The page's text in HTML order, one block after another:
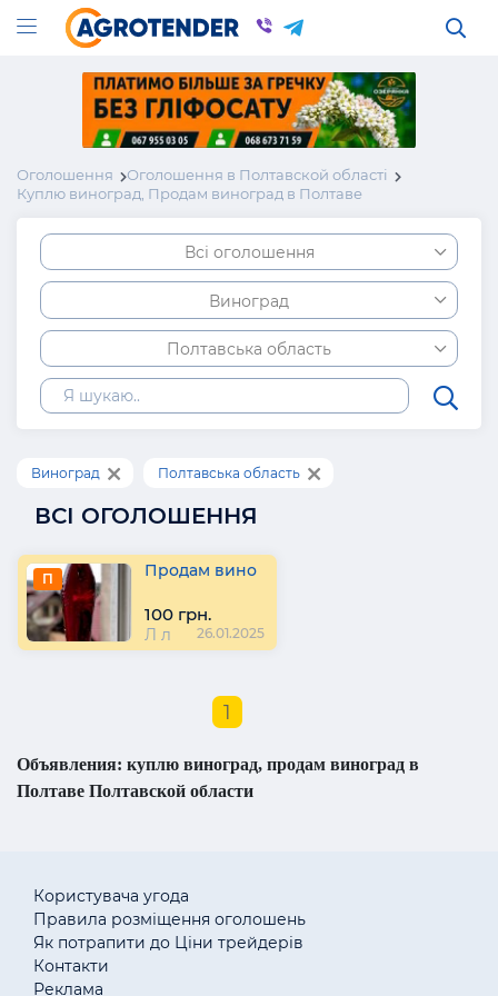
Оголошення
Оголошення в Полтавской області
Куплю виноград, Продам виноград в Полтаве
Всі оголошення
Виноград
Полтавська область
Виноград Полтавська область
ВСІ ОГОЛОШЕННЯ
П Продам вино
100 грн.
Л л 26.01.2025
1
Объявления: куплю виноград, продам виноград в
Полтаве Полтавской области
Користувача угода
Правила розміщення оголошень
Як потрапити до Ціни трейдерів
Контакти
Реклама